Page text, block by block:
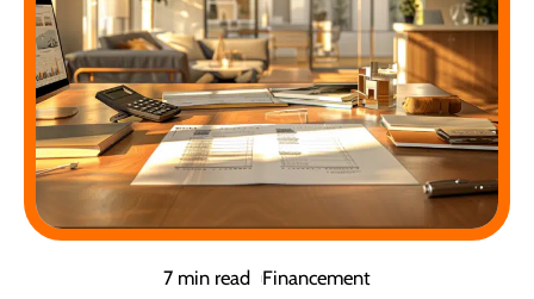
7 min read Financement